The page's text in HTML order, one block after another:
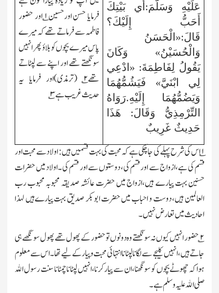
عَلَيْهِ وَسَلَّمَ:أَي بَيْتِكَ
أَحَبُّ إِلَيْكَ؟
قَالَ:«الْحَسَنُ
وَالْحُسَيْنُ» وَكَانَ
يَقُولُ لِفَاطِمَةَ: «ادْعِي
لِي ابْنَيَّ» فَيَشُمُّهُمَا
وَيَضُمُّهُمَا إِلَيْهِ.رَوَاهُ
التِّرْمِذِيُّ وَقَالَ: هَذَا
حَدِيثٌ غَرِيبٌ
فرمایا حسن اورحسین۱؎ اور حضور
فاطمہ سے فرماتے تھے کہ میرے
پاس میرے بچوں کو بلاؤ پھر انہیں
سونگھتے تھے اور اپنے سے لپٹاتے
تھے۲؎ (ترمذی)اور فرمایا یہ
حدیث غریب ہے۳؎
۱؎اس کی شرح پہلے کی جاچکی ہے کہ محبت کی بہت قسمیں ہیں: اولاد سے محبت اور
قسم کی ہے،ازواج سے اور قسم کی، دوستوں سے اور قسم کی۔اولاد میں حضرات
حسنین بہت پیارے ہیں،ازواج میں حضرت عائشہ صدیقہ محبوبہ محبوب رب
العالمین ہیں، دوست و احباب میں حضرت ابوبکر صدیق بہت پیارےہیں لہذا
احادیث میں تعارض نہیں۔
۲؎ حضور انہیں کیوں نہ سونگھتے وہ دونوں تو حضور کے پھول تھے پھول سونگھے ہی
جاتے ہیں،انہیں کلیجے سے لگانا لپٹانا انتہائی محبت و پیار کے لیے تھا۔اس سے معلوم
ہوا کہ چھوٹے بچوں کو سونگھنا،ان سے پیارکرنا،انہیں لپٹانا چمٹانا سنت رسول الله
صلی الله علیہ وسلم ہے۔